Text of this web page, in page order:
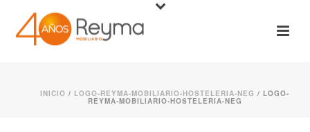
INICIO / LOGO-REYMA-MOBILIARIO-HOSTELERIA-NEG / LOGO-
REYMA-MOBILIARIO-HOSTELERIA-NEG